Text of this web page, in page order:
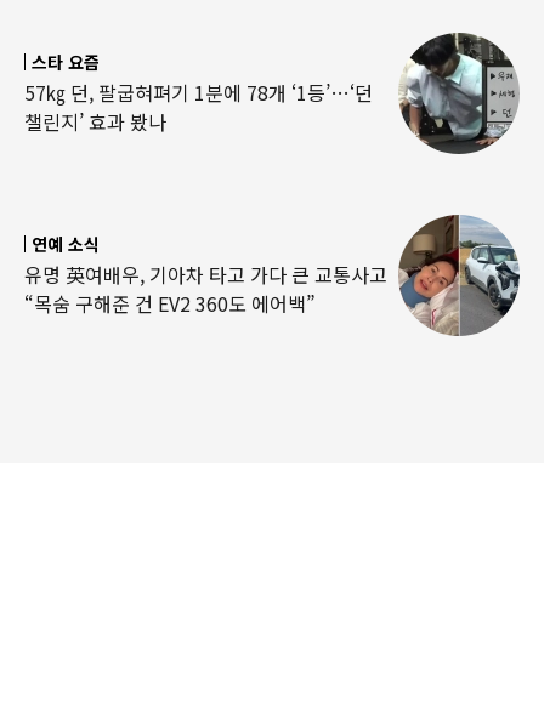
스타 요즘
57㎏ 던, 팔굽혀펴기 1분에 78개 ‘1등’…‘던
챌린지’ 효과 봤나
연예 소식
유명 英여배우, 기아차 타고 가다 큰 교통사고
“목숨 구해준 건 EV2 360도 에어백”